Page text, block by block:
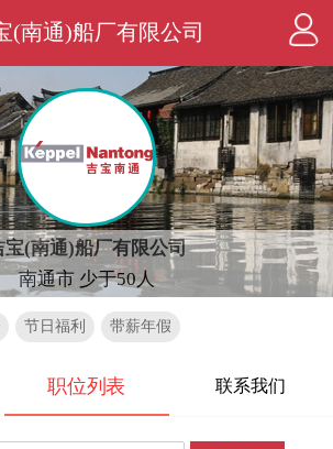
(南通)船厂有限公司
宝(南通)船厂有限公司
南通市 少于50人
节日福利 带薪年假
职位列表 联系我们